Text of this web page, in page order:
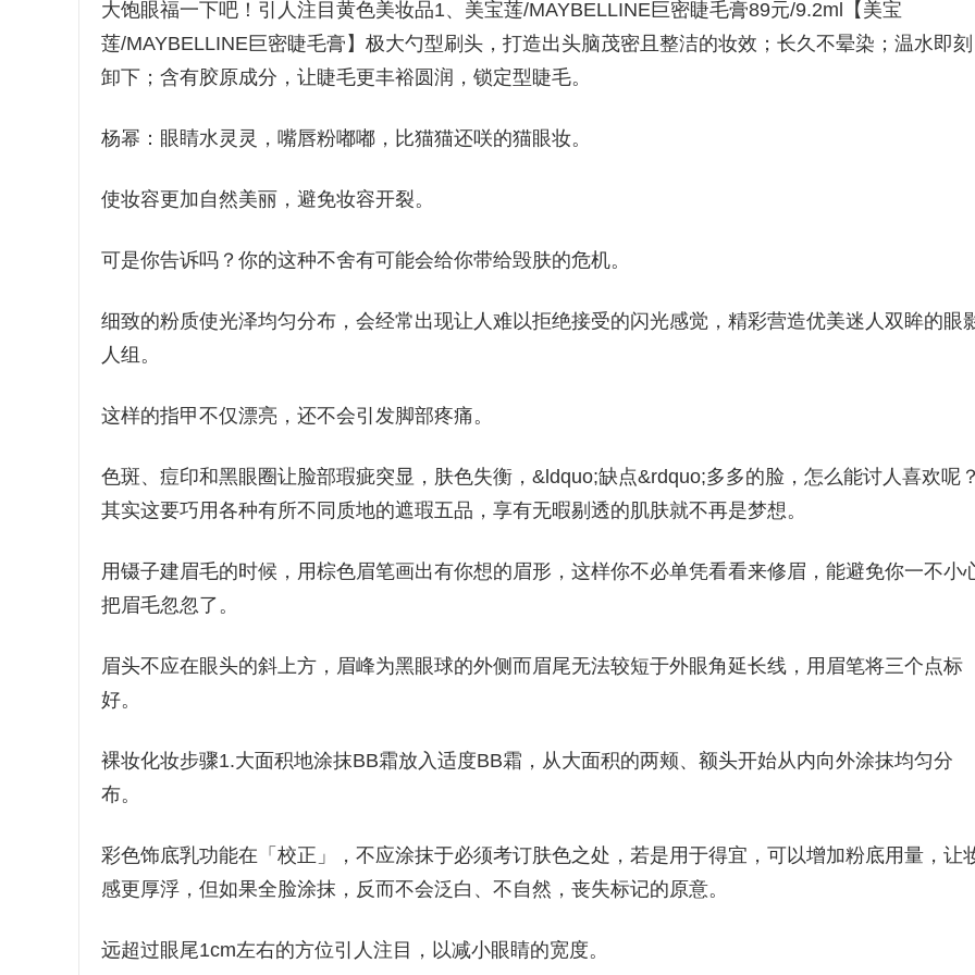
大饱眼福一下吧！引人注目黄色美妆品1、美宝莲/MAYBELLINE巨密睫毛膏89元/9.2ml【美宝
莲/MAYBELLINE巨密睫毛膏】极大勺型刷头，打造出头脑茂密且整洁的妆效；长久不晕染；温水即刻
卸下；含有胶原成分，让睫毛更丰裕圆润，锁定型睫毛。
杨幂：眼睛水灵灵，嘴唇粉嘟嘟，比猫猫还咲的猫眼妆。
使妆容更加自然美丽，避免妆容开裂。
可是你告诉吗？你的这种不舍有可能会给你带给毁肤的危机。
细致的粉质使光泽均匀分布，会经常出现让人难以拒绝接受的闪光感觉，精彩营造优美迷人双眸的眼
人组。
这样的指甲不仅漂亮，还不会引发脚部疼痛。
色斑、痘印和黑眼圈让脸部瑕疵突显，肤色失衡，&ldquo;缺点&rdquo;多多的脸，怎么能讨人喜欢呢
其实这要巧用各种有所不同质地的遮瑕五品，享有无暇剔透的肌肤就不再是梦想。
用镊子建眉毛的时候，用棕色眉笔画出有你想的眉形，这样你不必单凭看看来修眉，能避免你一不小
把眉毛忽忽了。
眉头不应在眼头的斜上方，眉峰为黑眼球的外侧而眉尾无法较短于外眼角延长线，用眉笔将三个点标
好。
裸妆化妆步骤1.大面积地涂抹BB霜放入适度BB霜，从大面积的两颊、额头开始从内向外涂抹均匀分
布。
彩色饰底乳功能在「校正」，不应涂抹于必须考订肤色之处，若是用于得宜，可以增加粉底用量，让
感更厚浮，但如果全脸涂抹，反而不会泛白、不自然，丧失标记的原意。
远超过眼尾1cm左右的方位引人注目，以减小眼睛的宽度。